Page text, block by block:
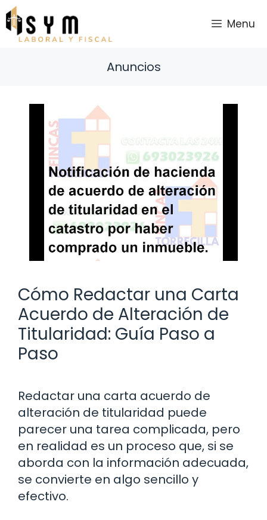
Saltar
al
contenido
Menu
Anuncios
Cómo Redactar una Carta
Acuerdo de Alteración de
Titularidad: Guía Paso a
Paso
Redactar una carta acuerdo de
alteración de titularidad puede
parecer una tarea complicada, pero
en realidad es un proceso que, si se
aborda con la información adecuada,
se convierte en algo sencillo y
efectivo.